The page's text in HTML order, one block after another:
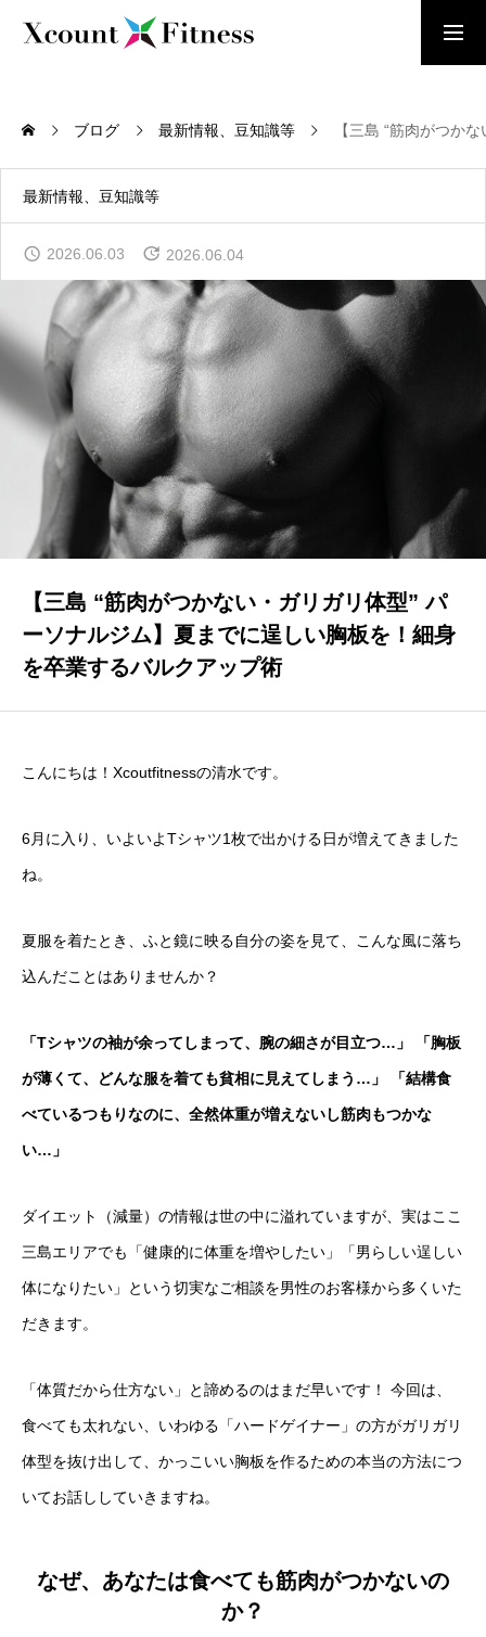
トップページ
当店について
遺伝子検査について
GENETIC TESTING
トレーナーについて
ABOUT TRAINERS
プログラム・料金
PROGRAMS & PRICING
店舗一覧
ACCESS
FAQ
よくある質問
ブログ
お知らせ
お問い合わせ
CONTACT US
WEB予約
BOOKING
ブログ 最新情報、豆知識等 【三島 “筋肉がつか
最新情報、豆知識等
2026.06.03 2026.06.04
【三島 “筋肉がつかない・ガリガリ体型” パ
ーソナルジム】夏までに逞しい胸板を！細身
を卒業するバルクアップ術
こんにちは！Xcoutfitnessの清水です。
6月に入り、いよいよTシャツ1枚で出かける日が増えてきました
ね。
夏服を着たとき、ふと鏡に映る自分の姿を見て、こんな風に落ち
込んだことはありませんか？
「Tシャツの袖が余ってしまって、腕の細さが目立つ…」 「胸板
が薄くて、どんな服を着ても貧相に見えてしまう…」 「結構食
べているつもりなのに、全然体重が増えないし筋肉もつかな
い…」
ダイエット（減量）の情報は世の中に溢れていますが、実はここ
三島エリアでも「健康的に体重を増やしたい」「男らしい逞しい
体になりたい」という切実なご相談を男性のお客様から多くいた
だきます。
「体質だから仕方ない」と諦めるのはまだ早いです！ 今回は、
食べても太れない、いわゆる「ハードゲイナー」の方がガリガリ
体型を抜け出して、かっこいい胸板を作るための本当の方法につ
いてお話ししていきますね。
なぜ、あなたは食べても筋肉がつかないの
か？